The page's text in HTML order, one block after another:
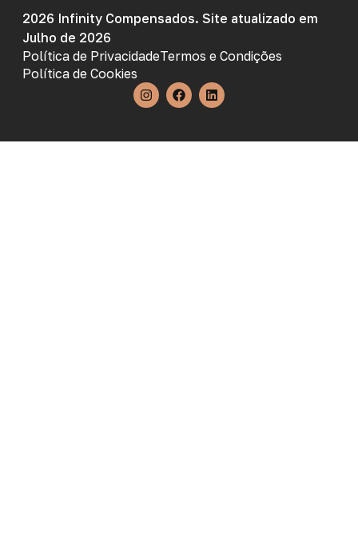
2026 Infinity Compensados. Site atualizado em
Julho de 2026
Política de PrivacidadeTermos e Condições
Política de Cookies